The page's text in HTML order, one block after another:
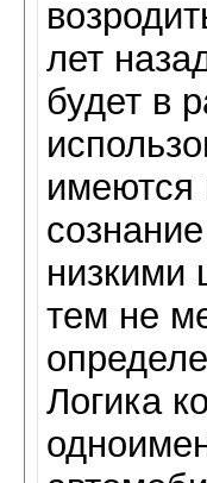
лет
будет в
имеются
низкими
тем не
Логика